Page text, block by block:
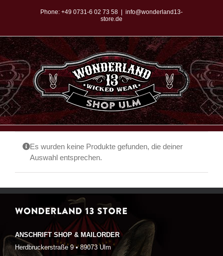
springen
Phone: +49 0731-6 02 73 58
info@wonderland13-
store.de
Es wurden keine Produkte gefunden, die deiner
Auswahl entsprechen.
WONDERLAND 13 STORE
ANSCHRIFT SHOP & MAILORDER
Herdbruckerstraße 9 • 89073 Ulm